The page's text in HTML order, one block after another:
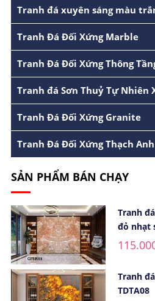
Tranh đá xuyên sáng màu
Tranh Đá Đối Xứng Marble
Tranh Đá Đối Xứng Thông
Tranh đá Sơn Thuỷ Tự Nhiên
Tranh Đá Đối Xứng Granite
Tranh Đá Đối Xứng Thạch Anh
SẢN PHẨM BÁN CHẠY
Tranh
đỏ nhạt
Tranh
TDTA08